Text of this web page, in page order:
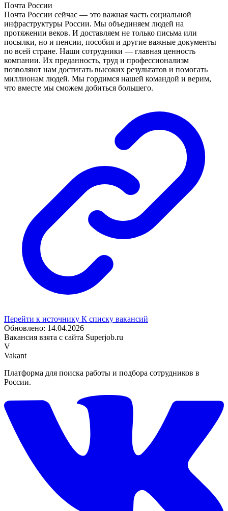
Почта России
Почта России сейчас — это важная часть социальной
инфраструктуры России. Мы объединяем людей на
протяжении веков. И доставляем не только письма или
посылки, но и пенсии, пособия и другие важные документы
по всей стране. Наши сотрудники — главная ценность
компании. Их преданность, труд и профессионализм
позволяют нам достигать высоких результатов и помогать
миллионам людей. Мы гордимся нашей командой и верим,
что вместе мы сможем добиться большего.
Перейти к источнику К списку вакансий
Обновлено: 14.04.2026
Вакансия взята с сайта Superjob.ru
V
Vakant
Платформа для поиска работы и подбора сотрудников в
России.